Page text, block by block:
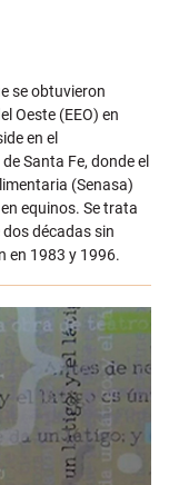
se obtuvieron
Oeste (EEO) en
en el
Santa Fe, donde el
(Senasa)
equinos. Se trata
décadas sin
en 1983 y 1996.